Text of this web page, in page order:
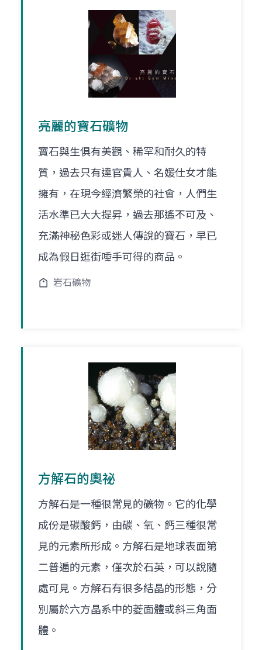
亮麗的寶石礦物
寶石與生俱有美觀、稀罕和耐久的特
質，過去只有達官貴人、名媛仕女才能
擁有，在現今經濟繁榮的社會，人們生
活水準已大大提昇，過去那遙不可及、
充滿神秘色彩或迷人傳說的寶石，早已
成為假日逛街唾手可得的商品。
岩石礦物
方解石的奧祕
方解石是一種很常見的礦物。它的化學
成份是碳酸鈣，由碳、氧、鈣三種很常
見的元素所形成。方解石是地球表面第
二普遍的元素，僅次於石英，可以說隨
處可見。方解石有很多結晶的形態，分
別屬於六方晶系中的菱面體或斜三角面
體。